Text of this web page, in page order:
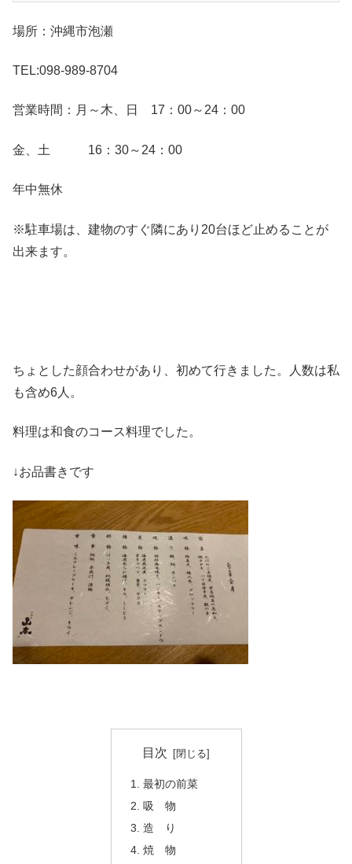
場所：沖縄市泡瀬
TEL:098-989-8704
営業時間：月～木、日 17：00～24：00
金、土 16：30～24：00
年中無休
※駐車場は、建物のすぐ隣にあり20台ほど止めることが
出来ます。
ちょとした顔合わせがあり、初めて行きました。人数は私
も含め6人。
料理は和食のコース料理でした。
↓お品書きです
目次
最初の前菜
吸 物
造 り
焼 物